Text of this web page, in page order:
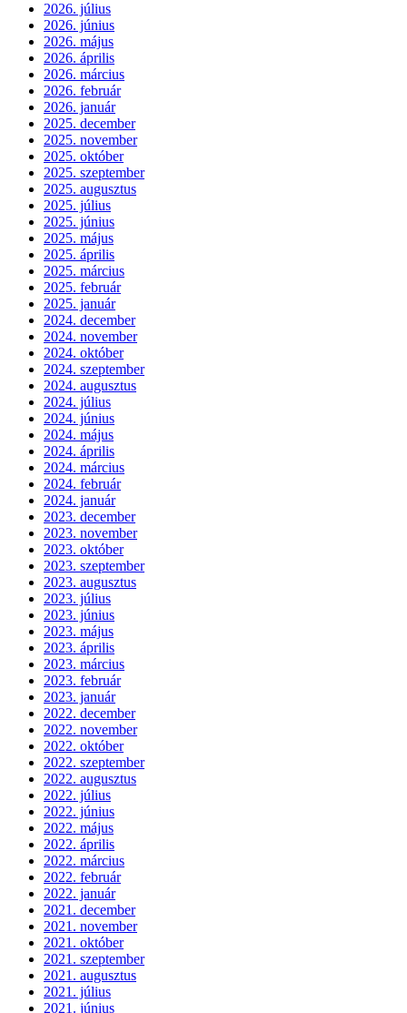
2026. július
2026. június
2026. május
2026. április
2026. március
2026. február
2026. január
2025. december
2025. november
2025. október
2025. szeptember
2025. augusztus
2025. július
2025. június
2025. május
2025. április
2025. március
2025. február
2025. január
2024. december
2024. november
2024. október
2024. szeptember
2024. augusztus
2024. július
2024. június
2024. május
2024. április
2024. március
2024. február
2024. január
2023. december
2023. november
2023. október
2023. szeptember
2023. augusztus
2023. július
2023. június
2023. május
2023. április
2023. március
2023. február
2023. január
2022. december
2022. november
2022. október
2022. szeptember
2022. augusztus
2022. július
2022. június
2022. május
2022. április
2022. március
2022. február
2022. január
2021. december
2021. november
2021. október
2021. szeptember
2021. augusztus
2021. július
2021. június